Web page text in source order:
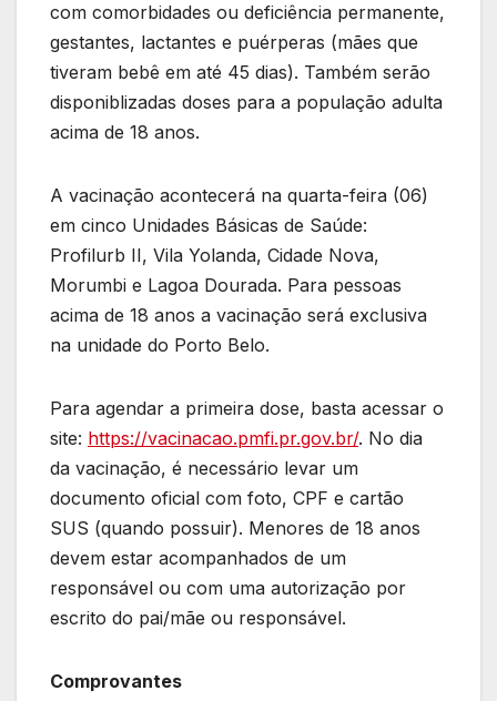
com comorbidades ou deficiência permanente,
gestantes, lactantes e puérperas (mães que
tiveram bebê em até 45 dias). Também serão
disponiblizadas doses para a população adulta
acima de 18 anos.
A vacinação acontecerá na quarta-feira (06)
em cinco Unidades Básicas de Saúde:
Profilurb II, Vila Yolanda, Cidade Nova,
Morumbi e Lagoa Dourada. Para pessoas
acima de 18 anos a vacinação será exclusiva
na unidade do Porto Belo.
Para agendar a primeira dose, basta acessar o
site: https://vacinacao.pmfi.pr.gov.br/. No dia
da vacinação, é necessário levar um
documento oficial com foto, CPF e cartão
SUS (quando possuir). Menores de 18 anos
devem estar acompanhados de um
responsável ou com uma autorização por
escrito do pai/mãe ou responsável.
Comprovantes